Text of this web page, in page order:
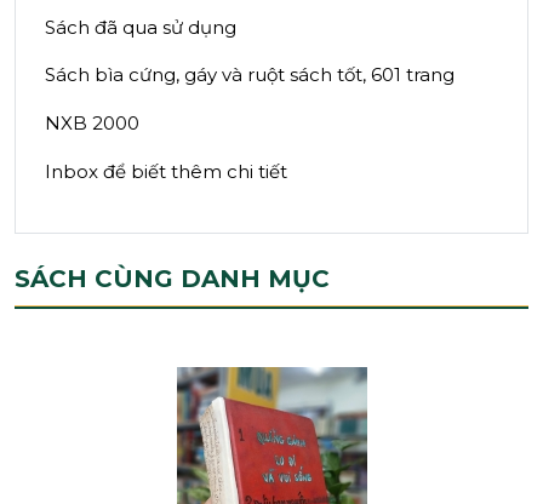
Sách đã qua sử dụng
Sách bìa cứng, gáy và ruột sách tốt, 601 trang
NXB 2000
Inbox để biết thêm chi tiết
SÁCH CÙNG DANH MỤC